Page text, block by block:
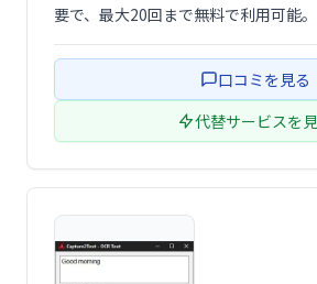
要で、最大20回まで無料で利用可能
ト・動画などからテキストを抽出で
口コミを見る
代替サービスを